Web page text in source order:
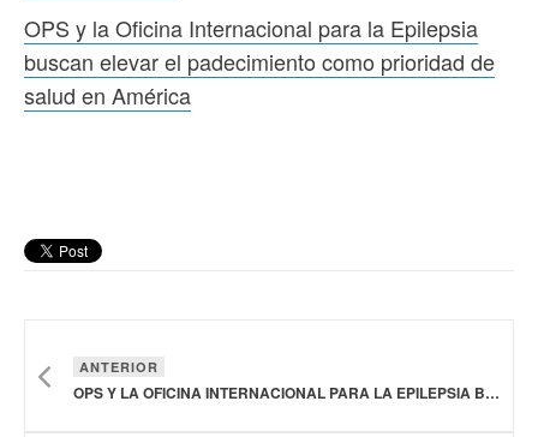
OPS y la Oficina Internacional para la Epilepsia
buscan elevar el padecimiento como prioridad de
salud en América
ANTERIOR
OPS Y LA OFICINA INTERNACIONAL PARA LA EPILEPSIA BUSCAN ELEVAR EL PADECIMIENTO COMO PRIORIDAD DE SALUD EN AMÉRICA